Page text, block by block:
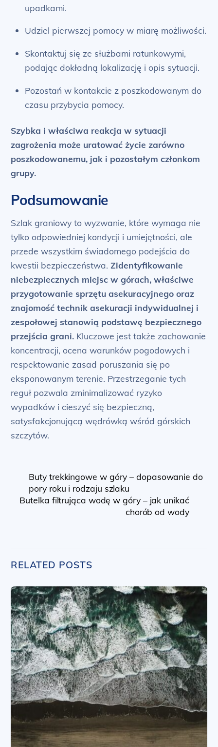
upadkami.
Udziel pierwszej pomocy w miarę możliwości.
Skontaktuj się ze służbami ratunkowymi,
podając dokładną lokalizację i opis sytuacji.
Pozostań w kontakcie z poszkodowanym do
czasu przybycia pomocy.
Szybka i właściwa reakcja w sytuacji
zagrożenia może uratować życie zarówno
poszkodowanemu, jak i pozostałym członkom
grupy.
Podsumowanie
Szlak graniowy to wyzwanie, które wymaga nie
tylko odpowiedniej kondycji i umiejętności, ale
przede wszystkim świadomego podejścia do
kwestii bezpieczeństwa.Zidentyfikowanie
niebezpiecznych miejsc w górach, właściwe
przygotowanie sprzętu asekuracyjnego oraz
znajomość technik asekuracji indywidualnej i
zespołowej stanowią podstawę bezpiecznego
przejścia grani. Kluczowe jest także zachowanie
koncentracji, ocena warunków pogodowych i
respektowanie zasad poruszania się po
eksponowanym terenie. Przestrzeganie tych
reguł pozwala zminimalizować ryzyko
wypadków i cieszyć się bezpieczną,
satysfakcjonującą wędrówką wśród górskich
szczytów.
Buty trekkingowe w góry – dopasowanie do
pory roku i rodzaju szlaku
Butelka filtrująca wodę w góry – jak unikać
chorób od wody
RELATED POSTS